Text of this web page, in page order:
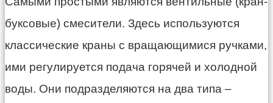
буксовые) смесители. Здесь используются
классические краны с вращающимися ручками,
ими регулируется подача горячей и холодной
воды. Они подразделяются на два типа –